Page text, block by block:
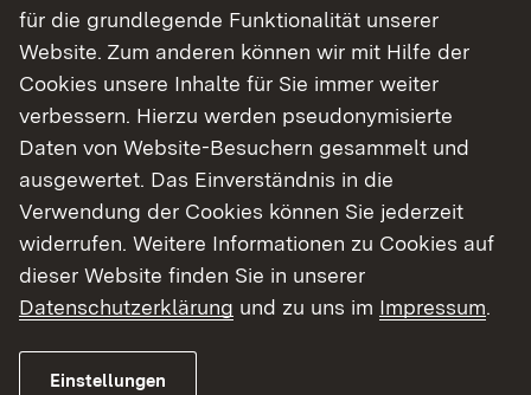
Unterbleiben UVP
Wasser
Weitere Bekanntmachungen
für die grundlegende Funktionalität unserer
Website. Zum anderen können wir mit Hilfe der
Cookies unsere Inhalte für Sie immer weiter
verbessern. Hierzu werden pseudonymisierte
Daten von Website-Besuchern gesammelt und
ausgewertet. Das Einverständnis in die
Verwendung der Cookies können Sie jederzeit
widerrufen. Weitere Informationen zu Cookies auf
dieser Website finden Sie in unserer
Datenschutzerklärung und zu uns im Impressum.
Einstellungen